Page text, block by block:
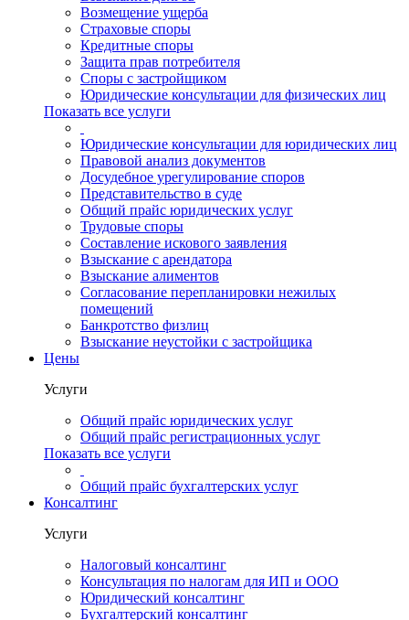
Возмещение ущерба
Страховые споры
Кредитные споры
Защита прав потребителя
Споры с застройщиком
Юридические консультации для физических лиц
Показать все услуги
Юридические консультации для юридических лиц
Правовой анализ документов
Досудебное урегулирование споров
Представительство в суде
Общий прайс юридических услуг
Трудовые споры
Составление искового заявления
Взыскание с арендатора
Взыскание алиментов
Cогласование перепланировки нежилых
помещений
Банкротство физлиц
Взыскание неустойки с застройщика
Цены
Услуги
Общий прайс юридических услуг
Общий прайс регистрационных услуг
Показать все услуги
Общий прайс бухгалтерских услуг
Консалтинг
Услуги
Налоговый консалтинг
Консультация по налогам для ИП и ООО
Юридический консалтинг
Бухгалтерский консалтинг